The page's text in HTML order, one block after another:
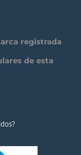
registrada
de esta